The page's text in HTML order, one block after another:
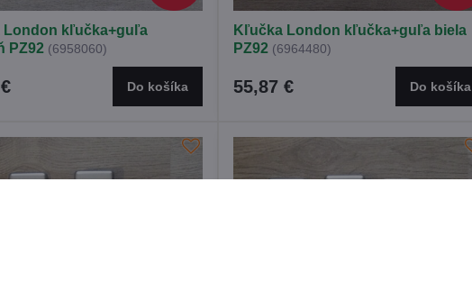
London kľučka+guľa
PZ92 (6958060)
Do košíka
Kľučka London kľučka+guľa biela
PZ92 (6964480)
55,87 € Do košíka